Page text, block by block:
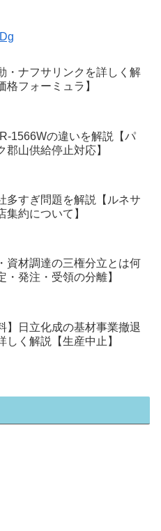
・ナフサリンクを詳しく解
格フォーミュラ】
1566Wの違いを解説【パ
郡山供給停止対応】
多すぎ問題を解説【ルネサ
集約について】
資材調達の三権分立とは何
・発注・受領の分離】
】日立化成の基材事業撤退
しく解説【生産中止】